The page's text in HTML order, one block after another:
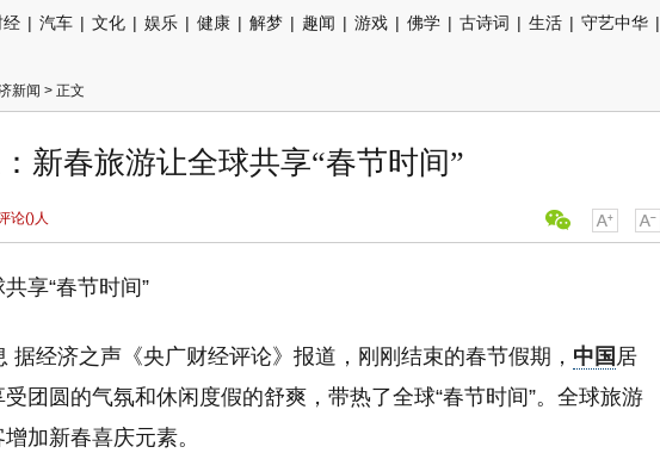
经 | 汽车 | 文化 | 娱乐 | 健康 | 解梦 | 趣闻 | 游戏 | 佛学 | 古诗词 | 生活 | 守艺中华 |
新闻 > 正文
新春旅游让全球共享“春节时间”
论()人
享“春节时间”
据经济之声《央广财经评论》报道，刚刚结束的春节假期， 中国 居
团圆的气氛和休闲度假的舒爽，带热了全球“春节时间”。全球旅游
加新春喜庆元素。